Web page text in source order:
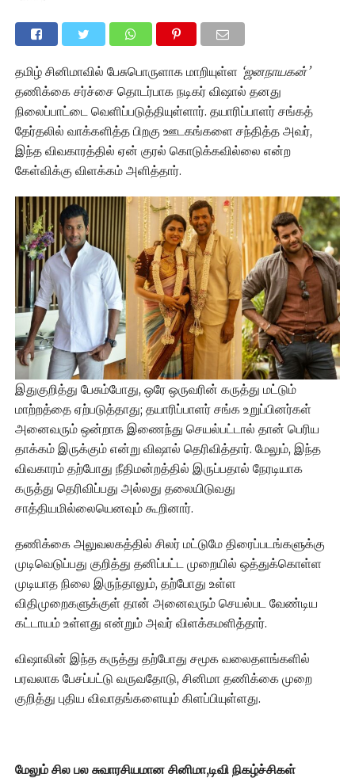
தமிழ் சினிமாவில் பேசுபொருளாக மாறியுள்ள ‘ஜனநாயகன்’
தணிக்கை சர்ச்சை தொடர்பாக நடிகர் விஷால் தனது
நிலைப்பாட்டை வெளிப்படுத்தியுள்ளார். தயாரிப்பாளர் சங்கத்
தேர்தலில் வாக்களித்த பிறகு ஊடகங்களை சந்தித்த அவர்,
இந்த விவகாரத்தில் ஏன் குரல் கொடுக்கவில்லை என்ற
கேள்விக்கு விளக்கம் அளித்தார்.
இதுகுறித்து பேசும்போது, ஒரே ஒருவரின் கருத்து மட்டும்
மாற்றத்தை ஏற்படுத்தாது; தயாரிப்பாளர் சங்க உறுப்பினர்கள்
அனைவரும் ஒன்றாக இணைந்து செயல்பட்டால் தான் பெரிய
தாக்கம் இருக்கும் என்று விஷால் தெரிவித்தார். மேலும், இந்த
விவகாரம் தற்போது நீதிமன்றத்தில் இருப்பதால் நேரடியாக
கருத்து தெரிவிப்பது அல்லது தலையிடுவது
சாத்தியமில்லையெனவும் கூறினார்.
தணிக்கை அலுவலகத்தில் சிலர் மட்டுமே திரைப்படங்களுக்கு
முடிவெடுப்பது குறித்து தனிப்பட்ட முறையில் ஒத்துக்கொள்ள
முடியாத நிலை இருந்தாலும், தற்போது உள்ள
விதிமுறைகளுக்குள் தான் அனைவரும் செயல்பட வேண்டிய
கட்டாயம் உள்ளது என்றும் அவர் விளக்கமளித்தார்.
விஷாலின் இந்த கருத்து தற்போது சமூக வலைதளங்களில்
பரவலாக பேசப்பட்டு வருவதோடு, சினிமா தணிக்கை முறை
குறித்து புதிய விவாதங்களையும் கிளப்பியுள்ளது.
மேலும் சில பல சுவாரசியமான சினிமா,டிவி நிகழ்ச்சிகள்